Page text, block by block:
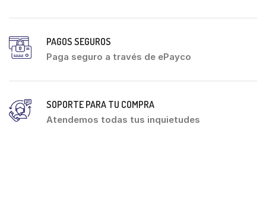
PAGOS SEGUROS
Paga seguro a través de ePayco
SOPORTE PARA TU COMPRA
Atendemos todas tus inquietudes